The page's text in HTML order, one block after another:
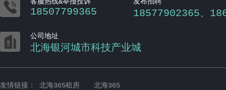
 18507799365 18577902365、
 公司地址
北海银河城市科技产业城
友情链接： 北海365租房 北海365